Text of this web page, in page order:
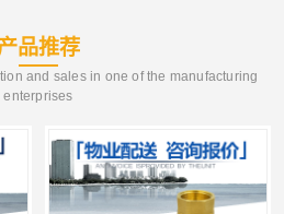
品推荐
and sales in one of the manufacturing
enterprises